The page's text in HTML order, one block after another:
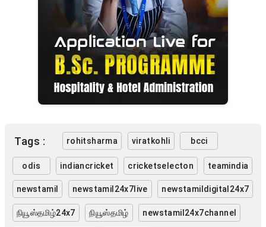
Tags : rohitsharma viratkohli bcci
odis indiancricket cricketselecton teamindia
newstamil newstamil24x7live newstamildigital24x7
நியூஸ்தமிழ்24x7 நியூஸ்தமிழ் newstamil24x7channel